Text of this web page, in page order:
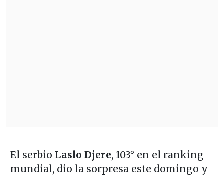
El serbio Laslo Djere, 103° en el ranking
mundial, dio la sorpresa este domingo y